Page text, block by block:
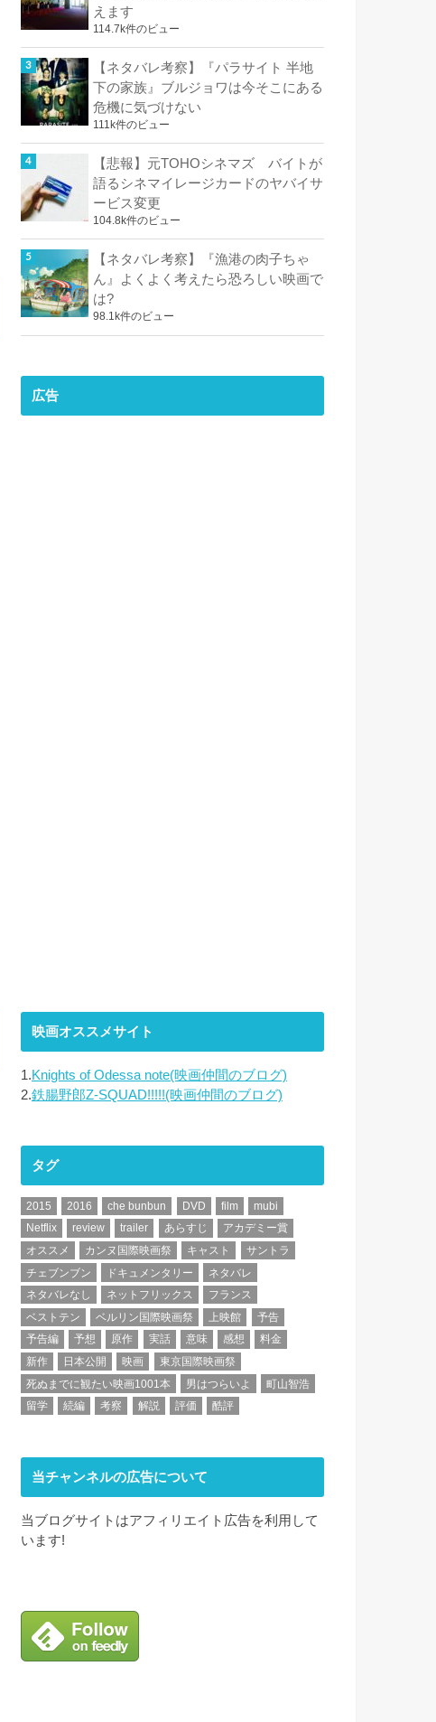
えます
114.7k件のビュー
【ネタバレ考察】『パラサイト 半地
下の家族』ブルジョワは今そこにある
危機に気づけない
111k件のビュー
【悲報】元TOHOシネマズ バイトが
語るシネマイレージカードのヤバイサ
ービス変更
104.8k件のビュー
【ネタバレ考察】『漁港の肉子ちゃ
ん』よくよく考えたら恐ろしい映画で
は?
98.1k件のビュー
広告
映画オススメサイト
1.Knights of Odessa note(映画仲間のブログ)
2.鉄腸野郎Z-SQUAD!!!!!(映画仲間のブログ)
タグ
2015 2016 che bunbun DVD film
mubi
Netflix
review trailer あらすじ
アカデミー賞
オススメ
カンヌ国際映画祭 キャスト
サントラ
チェブンブン
ドキュメンタリー
ネタバレ
ネタバレなし
ネットフリックス
フランス
ベストテン
ベルリン国際映画祭 上映館
予告
予告編
予想 原作 実話 意味 感想
料金
新作
日本公開 映画
東京国際映画祭
死ぬまでに観たい映画1001本
男はつらいよ
町山智浩
留学
続編 考察 解説 評価 酷評
当チャンネルの広告について
当ブログサイトはアフィリエイト広告を利用して
います!